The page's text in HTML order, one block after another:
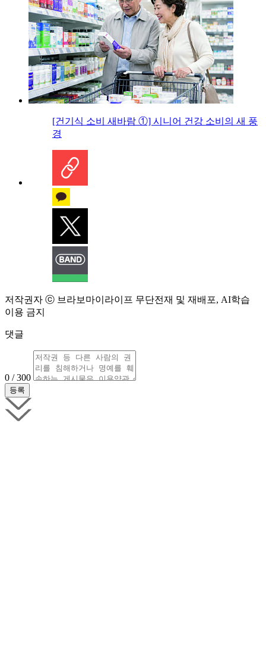
[건기식 소비 새바람 ①] 시니어 건강 소비의 새 풍
경
저작권자 ⓒ 브라보마이라이프 무단전재 및 재배포, AI학습
이용 금지
댓글
0 / 300